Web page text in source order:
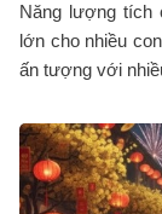
Năng lượng tích
lớn cho nhiều
ấn tượng với